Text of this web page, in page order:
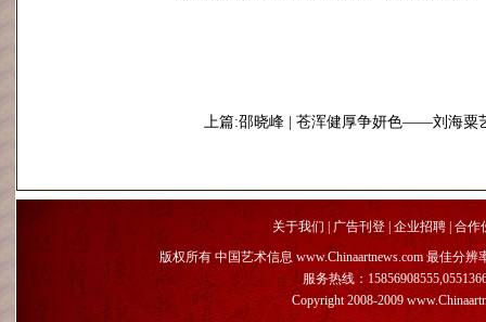
上篇:邵晓峰 | 苍浑健厚争妍色——刘海粟
关于我们 广告刊登 企业招聘 合作
版权所有 中国艺术信息 www.Chinaartnews.com 最佳分辨
服务热线：
Copyright 2008-2009